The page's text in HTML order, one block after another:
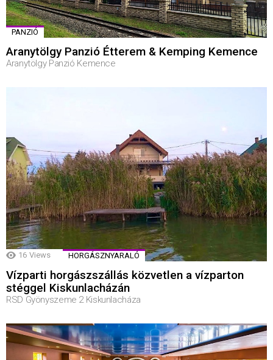
PANZIÓ
Aranytölgy Panzió Étterem & Kemping Kemence
Aranytölgy Panzió Kemence
16 Views HORGÁSZNYARALÓ
Vízparti horgászszállás közvetlen a vízparton
stéggel Kiskunlacházán
RSD Gyönyszeme 2 Kiskunlacháza